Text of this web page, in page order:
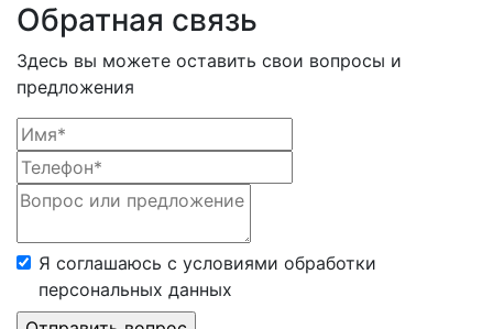
Обратная связь
Здесь вы можете оставить свои вопросы и
предложения
Я соглашаюсь с условиями обработки
персональных данных